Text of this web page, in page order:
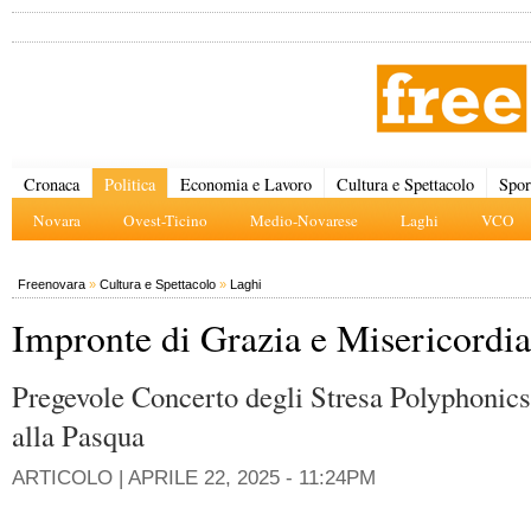
Cronaca Politica
Novara Ovest-Ticino Medio-Novarese Laghi VCO
Economia e Lavoro Cultura e Spettacolo
Freenovara » Cultura e Spettacolo » Laghi
Impronte di Grazia e Misericordia
Pregevole Concerto degli Stresa
alla Pasqua
ARTICOLO | APRILE 22, 2025 - 11:24PM